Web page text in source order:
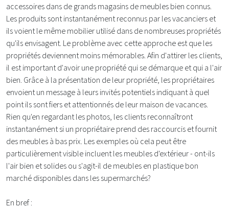
accessoires dans de grands magasins de meubles bien connus.
Les produits sont instantanément reconnus par les vacanciers et
ils voient le même mobilier utilisé dans de nombreuses propriétés
qu'ils envisagent. Le problème avec cette approche est que les
propriétés deviennent moins mémorables. Afin d'attirer les clients,
il est important d'avoir une propriété qui se démarque et qui a l'air
bien. Grâce à la présentation de leur propriété, les propriétaires
envoient un message à leurs invités potentiels indiquant à quel
point ils sont fiers et attentionnés de leur maison de vacances.
Rien qu'en regardant les photos, les clients reconnaîtront
instantanément si un propriétaire prend des raccourcis et fournit
des meubles à bas prix. Les exemples où cela peut être
particulièrement visible incluent les meubles d'extérieur - ont-ils
l'air bien et solides ou s'agit-il de meubles en plastique bon
marché disponibles dans les supermarchés?
En bref :